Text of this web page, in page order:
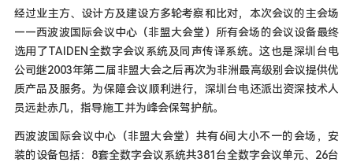
经过业主方、设计方及建设方多轮考察和比对，本次会议的主会场
——西波波国际会议中心（非盟大会堂）所有会场的会议设备最终
选用了TAIDEN全数字会议系统及同声传译系统。这也是深圳台电
公司继2003年第二届非盟大会之后再次为非洲最高级别会议提供优
质产品及服务。为保障会议顺利进行，深圳台电还派出资深技术人
员远赴赤几，指导施工并为峰会保驾护航。
西波波国际会议中心（非盟大会堂）共有6间大小不一的会场，安
装的设备包括：8套全数字会议系统共381台全数字会议单元、26台